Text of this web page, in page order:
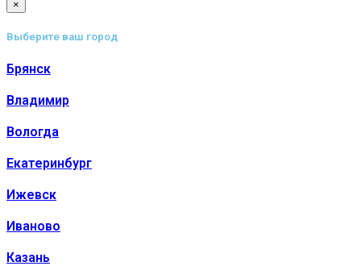
×
Выберите ваш город
Брянск
Владимир
Вологда
Екатеринбург
Ижевск
Иваново
Казань